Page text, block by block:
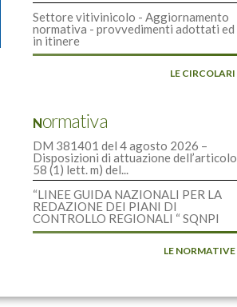
Settore vitivinicolo - Aggiornamento
normativa - provvedimenti adottati ed
in itinere
LE CIRCOLARI
Normativa
DM 381401 del 4 agosto 2026 –
Disposizioni di attuazione dell’articolo
58 (1) lett. m) del...
“LINEE GUIDA NAZIONALI PER LA
REDAZIONE DEI PIANI DI
CONTROLLO REGIONALI “ SQNPI
LE NORMATIVE